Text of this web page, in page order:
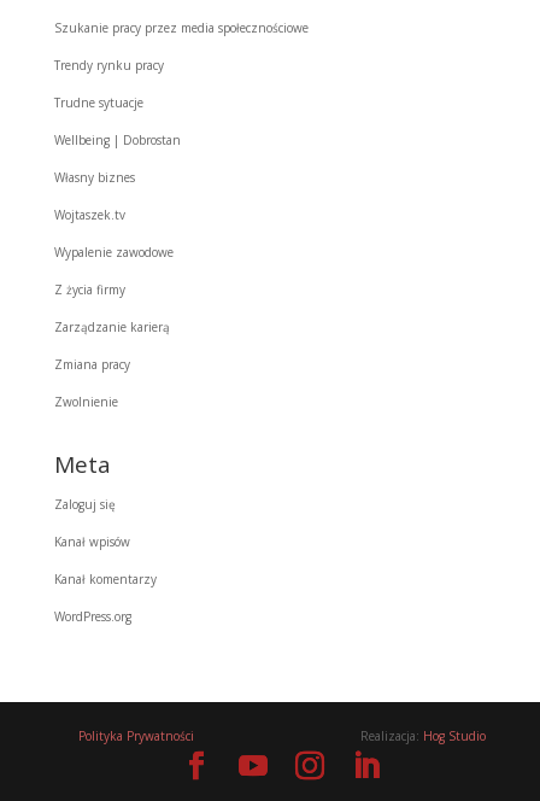
Szukanie pracy przez media społecznościowe
Trendy rynku pracy
Trudne sytuacje
Wellbeing | Dobrostan
Własny biznes
Wojtaszek.tv
Wypalenie zawodowe
Z życia firmy
Zarządzanie karierą
Zmiana pracy
Zwolnienie
Meta
Zaloguj się
Kanał wpisów
Kanał komentarzy
WordPress.org
Polityka Prywatności Realizacja: Hog Studio